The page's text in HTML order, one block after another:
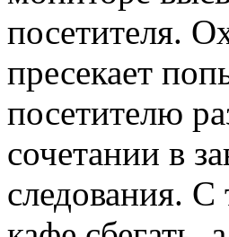
посетителя.
пресекает
посетителю
сочетании в
следования.